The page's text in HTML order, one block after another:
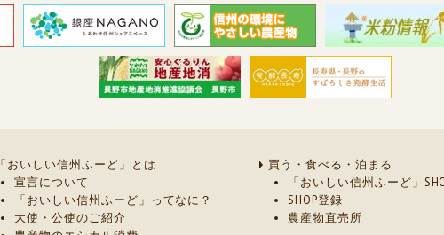
「おいしい信州ふーど」とは
宣言について
「おいしい信州ふーど」ってなに？
大使・公使のご紹介
買う・食べる・泊まる
「おいしい信州ふーど」
SHOP登録
農産物直売所